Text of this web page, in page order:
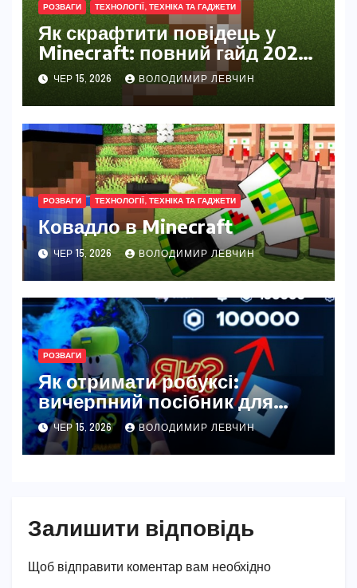
РОЗВАГИ ТЕХНОЛОГІЇ, ТЕХНІКА ТА ГАДЖЕТИ
Як скрафтити повідець у
Minecraft: повний гайд 2026
для початківців і просунутих
гравців
ЧЕР 15, 2026 ВОЛОДИМИР ЛЕВЧИН
РОЗВАГИ ТЕХНОЛОГІЇ, ТЕХНІКА ТА ГАДЖЕТИ
Ковадло в Minecraft
ЧЕР 15, 2026 ВОЛОДИМИР ЛЕВЧИН
РОЗВАГИ
Як отримати робуксі:
вичерпний посібник для
початківців і творців Roblox
у 2026 році
ЧЕР 15, 2026 ВОЛОДИМИР ЛЕВЧИН
Залишити відповідь
Щоб відправити коментар вам необхідно